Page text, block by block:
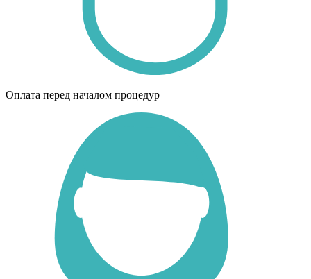
Оплата перед началом процедур